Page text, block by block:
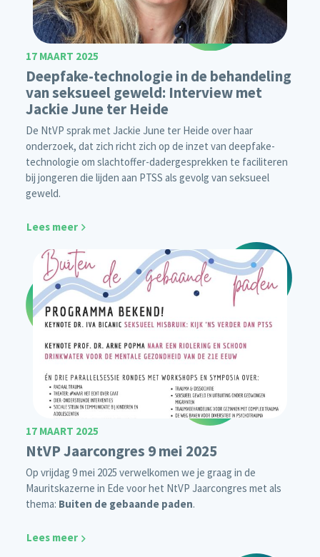
17 MAART 2025
Deepfake-technologie in de behandeling
van seksueel geweld: Interview met
Jackie June ter Heide
De NtVP sprak met Jackie June ter Heide over haar
onderzoek, dat zich richt zich op de inzet van deepfake-
technologie om slachtoffer-dadergesprekken te faciliteren
bij jongeren die lijden aan PTSS als gevolg van seksueel
geweld.
Lees meer
17 MAART 2025
NtVP Jaarcongres 9 mei 2025
Op vrijdag 9 mei 2025 verwelkomen we je graag in de
Mauritskazerne in Ede voor het NtVP Jaarcongres met als
thema: Buiten de gebaande paden.
Lees meer